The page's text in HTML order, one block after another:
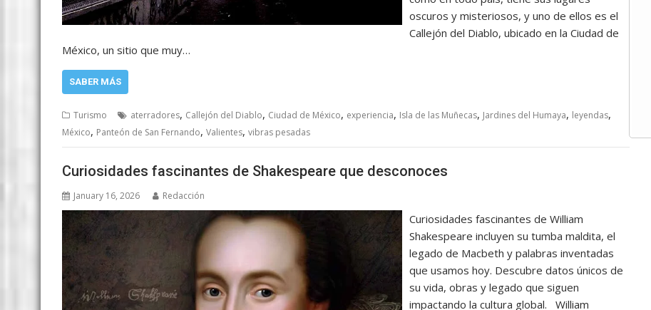
oscuros y misteriosos, y uno de ellos es el
Callejón del Diablo, ubicado en la Ciudad de
México, un sitio que muy…
SABER MÁS
Turismo aterradores, Callejón del Diablo, Ciudad de México, experiencia, Isla de las Muñecas, Jardines del Humaya, leyendas,
México, Panteón de San Fernando, Valientes, vibras pesadas
Curiosidades fascinantes de Shakespeare que desconoces
January 16, 2026 Redacción
Curiosidades fascinantes de William
Shakespeare incluyen su tumba maldita, el
legado de Macbeth y palabras inventadas
que usamos hoy. Descubre datos únicos de
su vida, obras y legado que siguen
impactando la cultura global. William